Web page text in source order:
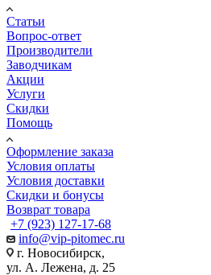
Статьи
Вопрос-ответ
Производители
Заводчикам
Акции
Услуги
Скидки
Помощь
Оформление заказа
Условия оплаты
Условия доставки
Скидки и бонусы
Возврат товара
+7 (923) 127-17-68
info@vip-pitomec.ru
г. Новосибирск,
ул. А. Лежена, д. 25